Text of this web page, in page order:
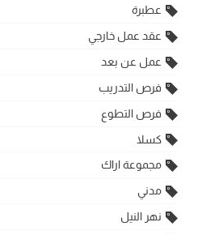
عطبرة
عقد عمل خارجي
عمل عن بعد
فرص التدريب
فرص التطوع
كسلا
مجموعة اراك
مدني
نهر النيل